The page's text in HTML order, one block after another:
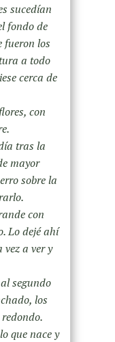
sucedían
fondo de
fueron los
a todo
cerca de
con
tras la
mayor
sobre la
con
Lo dejé ahí
a ver y
segundo
los
que nace y